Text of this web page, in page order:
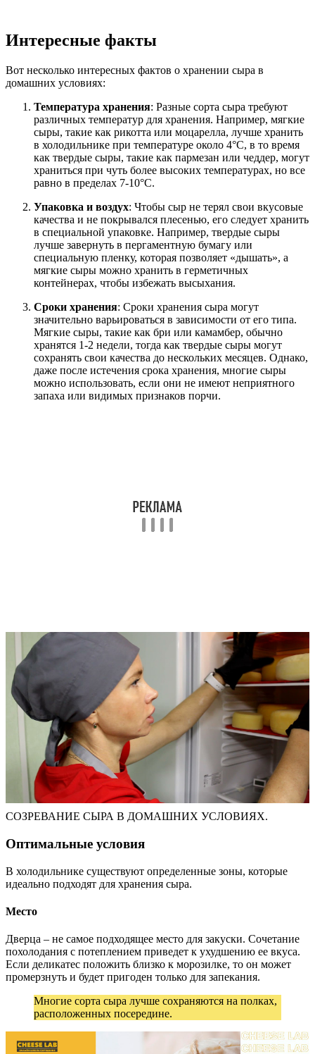
Интересные факты
Вот несколько интересных фактов о хранении сыра в
домашних условиях:
Температура хранения: Разные сорта сыра требуют
различных температур для хранения. Например, мягкие
сыры, такие как рикотта или моцарелла, лучше хранить
в холодильнике при температуре около 4°C, в то время
как твердые сыры, такие как пармезан или чеддер, могут
храниться при чуть более высоких температурах, но все
равно в пределах 7-10°C.
Упаковка и воздух: Чтобы сыр не терял свои вкусовые
качества и не покрывался плесенью, его следует хранить
в специальной упаковке. Например, твердые сыры
лучше завернуть в пергаментную бумагу или
специальную пленку, которая позволяет «дышать», а
мягкие сыры можно хранить в герметичных
контейнерах, чтобы избежать высыхания.
Сроки хранения: Сроки хранения сыра могут
значительно варьироваться в зависимости от его типа.
Мягкие сыры, такие как бри или камамбер, обычно
хранятся 1-2 недели, тогда как твердые сыры могут
сохранять свои качества до нескольких месяцев. Однако,
даже после истечения срока хранения, многие сыры
можно использовать, если они не имеют неприятного
запаха или видимых признаков порчи.
СОЗРЕВАНИЕ СЫРА В ДОМАШНИХ УСЛОВИЯХ.
Оптимальные условия
В холодильнике существуют определенные зоны, которые
идеально подходят для хранения сыра.
Место
Дверца – не самое подходящее место для закуски. Сочетание
похолодания с потеплением приведет к ухудшению ее вкуса.
Если деликатес положить близко к морозилке, то он может
промерзнуть и будет пригоден только для запекания.
Многие сорта сыра лучше сохраняются на полках,
расположенных посередине.